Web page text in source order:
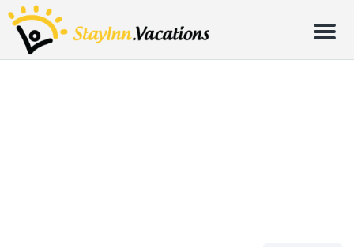
Menu